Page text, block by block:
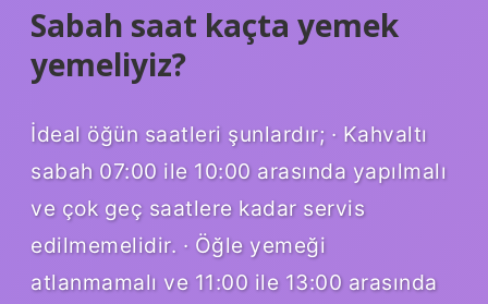
Sabah saat kaçta yemek
yemeliyiz?
İdeal öğün saatleri şunlardır; · Kahvaltı
sabah 07:00 ile 10:00 arasında yapılmalı
ve çok geç saatlere kadar servis
edilmemelidir. · Öğle yemeği
atlanmamalı ve 11:00 ile 13:00 arasında